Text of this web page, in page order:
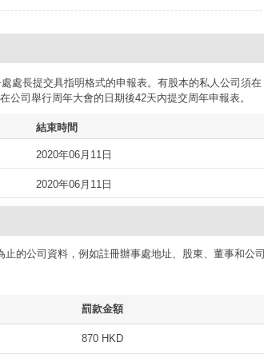
處長提交具指明格式的申報表。有股本的私人公司須在
司舉行周年大會的日期後42天內提交周年申報表。
結束時間
2020年06月11日
2020年06月11日
的公司資料，例如註冊辦事處地址、股東、董事和公司
罰款金額
870 HKD